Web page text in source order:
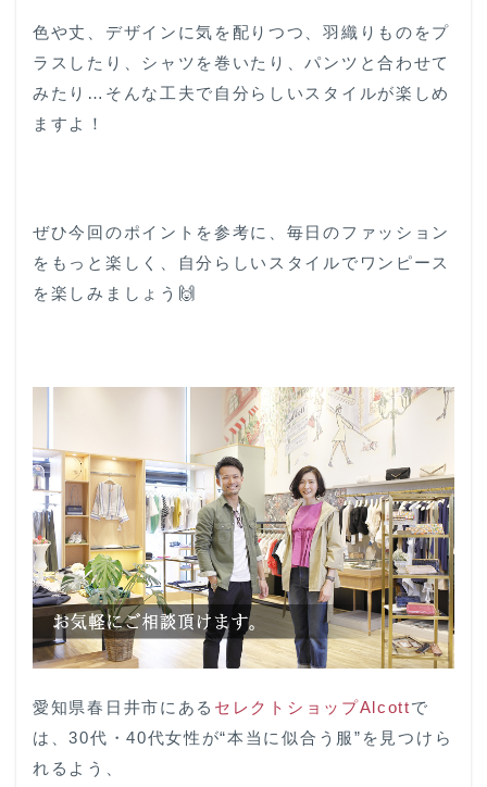
色や丈、デザインに気を配りつつ、羽織りものをプ
ラスしたり、シャツを巻いたり、パンツと合わせて
みたり…そんな工夫で自分らしいスタイルが楽しめ
ますよ！
ぜひ今回のポイントを参考に、毎日のファッション
をもっと楽しく、自分らしいスタイルでワンピース
を楽しみましょう🙌
愛知県春日井市にある セレクトショップAlcottで
は、30代・40代女性が“本当に似合う服”を見つけら
れるよう、